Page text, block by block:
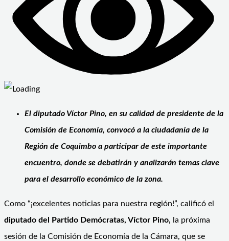
El diputado Víctor Pino, en su calidad de presidente de la
Comisión de Economía, convocó a la ciudadanía de la
Región de Coquimbo a participar de este importante
encuentro, donde se debatirán y analizarán temas clave
para el desarrollo económico de la zona.
Como “¡excelentes noticias para nuestra región!”, calificó el
diputado del Partido Demócratas, Víctor Pino, la próxima
sesión de la Comisión de Economía de la Cámara, que se